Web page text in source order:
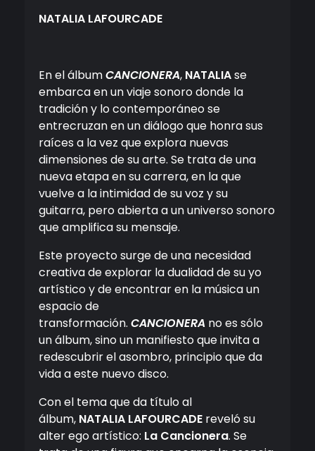
NATALIA LAFOURCADE
En el álbumCANCIONERA, NATALIAse
embarca en un viaje sonoro donde la
tradición y lo contemporáneo se
entrecruzan en un diálogo que honra sus
raíces a la vez que explora nuevas
dimensiones de su arte. Se trata de una
nueva etapa en su carrera, en la que
vuelve a la intimidad de su voz y su
guitarra, pero abierta a un universo sonoro
que amplifica su mensaje.
Este proyecto surge de una necesidad
creativa de explorar la dualidad de su yo
artístico y de encontrar en la música un
espacio de
transformación. CANCIONERA no es sólo
un álbum, sino un manifiesto que invita a
redescubrir el asombro, principio que da
vida a este nuevo disco.
Con el tema que da título al
álbum, NATALIA LAFOURCADE reveló su
alter ego artístico: La Cancionera. Se